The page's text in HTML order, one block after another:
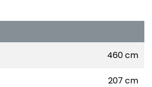
460 cm
207 cm